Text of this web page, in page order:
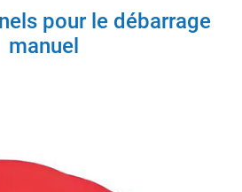
900 mm
R0.1~0.3
pour le débarrage
manuel